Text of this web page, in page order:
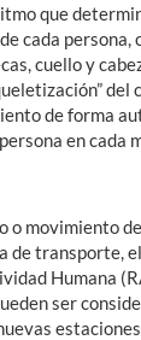
que
cada persona,
cuello y
del
de forma
en cada
o movimiento
de transporte, el
Humana
ser